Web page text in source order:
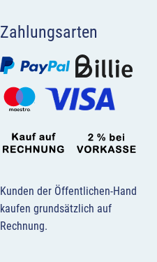
Zahlungsarten
Kunden der Öffentlichen-Hand
kaufen grundsätzlich auf
Rechnung.